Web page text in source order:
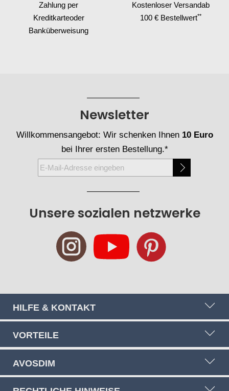
Zahlung per
Kreditkarteoder
Banküberweisung
Kostenloser Versandab
100 € Bestellwert**
Unsere sozialen netzwerke
Newsletter
Willkommensangebot: Wir schenken Ihnen 10 Euro
bei Ihrer ersten Bestellung.*
Melden
Sie
unseren
HILFE & KONTAKT
VORTEILE
AVOSDIM